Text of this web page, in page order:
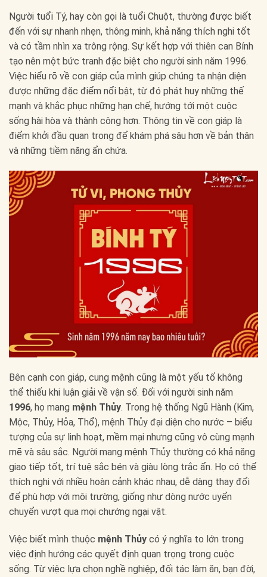
Người tuổi Tý, hay còn gọi là tuổi Chuột, thường được biết
đến với sự nhanh nhẹn, thông minh, khả năng thích nghi tốt
và có tầm nhìn xa trông rộng. Sự kết hợp với thiên can Bính
tạo nên một bức tranh đặc biệt cho người sinh năm 1996.
Việc hiểu rõ về con giáp của mình giúp chúng ta nhận diện
được những đặc điểm nổi bật, từ đó phát huy những thế
mạnh và khắc phục những hạn chế, hướng tới một cuộc
sống hài hòa và thành công hơn. Thông tin về con giáp là
điểm khởi đầu quan trọng để khám phá sâu hơn về bản thân
và những tiềm năng ẩn chứa.
Bên cạnh con giáp, cung mệnh cũng là một yếu tố không
thể thiếu khi luận giải về vận số. Đối với người sinh năm
1996, họ mang mệnh Thủy. Trong hệ thống Ngũ Hành (Kim,
Mộc, Thủy, Hỏa, Thổ), mệnh Thủy đại diện cho nước – biểu
tượng của sự linh hoạt, mềm mại nhưng cũng vô cùng mạnh
mẽ và sâu sắc. Người mang mệnh Thủy thường có khả năng
giao tiếp tốt, trí tuệ sắc bén và giàu lòng trắc ẩn. Họ có thể
thích nghi với nhiều hoàn cảnh khác nhau, dễ dàng thay đổi
để phù hợp với môi trường, giống như dòng nước uyển
chuyển vượt qua mọi chướng ngại vật.
Việc biết mình thuộc mệnh Thủy có ý nghĩa to lớn trong
việc định hướng các quyết định quan trọng trong cuộc
sống. Từ việc lựa chọn nghề nghiệp, đối tác làm ăn, bạn đời,